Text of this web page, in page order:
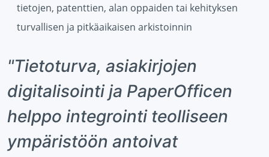
tietojen, patenttien, alan oppaiden tai kehityksen
turvallisen ja pitkäaikaisen arkistoinnin
"Tietoturva, asiakirjojen
digitalisointi ja PaperOfficen
helppo integrointi teolliseen
ympäristöön antoivat